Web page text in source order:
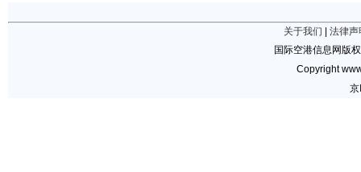
关于我们
法律声
国际空港信息网版
Copyright